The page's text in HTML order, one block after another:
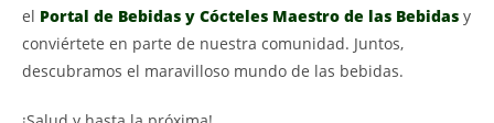
el Portal de Bebidas y Cócteles Maestro de las Bebidas y
conviértete en parte de nuestra comunidad. Juntos,
descubramos el maravilloso mundo de las bebidas.